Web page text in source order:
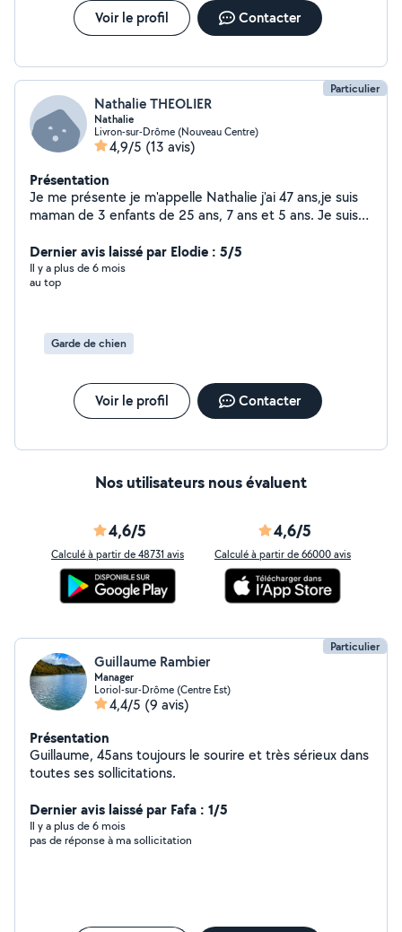
Voir le profil Contacter
Particulier
Nathalie THEOLIER
Nathalie
Livron-sur-Drôme (Nouveau Centre)
4,9/5 (13 avis)
Présentation
Je me présente je m'appelle Nathalie j'ai 47 ans,je suis
maman de 3 enfants de 25 ans, 7 ans et 5 ans. Je suis
maison avec jardin clôturé.
Dernier avis laissé par Elodie : 5/5
Il y a plus de 6 mois
au top
Garde de chien
Voir le profil Contacter
Nos utilisateurs nous évaluent
4,6/5
Calculé à partir de 48731 avis
4,6/5
Calculé à partir de 66000 avis
Particulier
Guillaume Rambier
Manager
Loriol-sur-Drôme (Centre Est)
4,4/5 (9 avis)
Présentation
Guillaume, 45ans toujours le sourire et très sérieux dans
toutes ses sollicitations.
Dernier avis laissé par Fafa : 1/5
Il y a plus de 6 mois
pas de réponse à ma sollicitation